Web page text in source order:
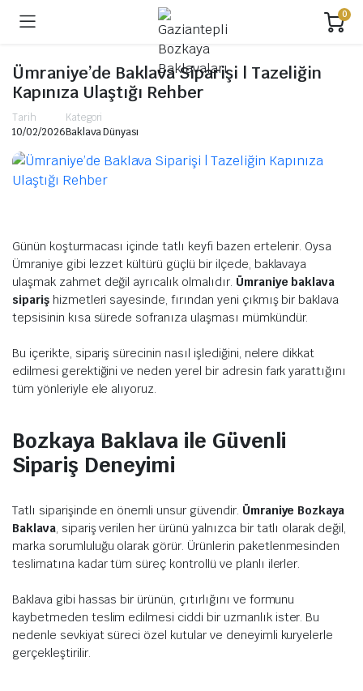
0
Ümraniye’de Baklava Siparişi | Tazeliğin
Kapınıza Ulaştığı Rehber
Tarih
10/02/2026
Kategori
Baklava Dünyası
Günün koşturmacası içinde tatlı keyfi bazen ertelenir. Oysa
Ümraniye gibi lezzet kültürü güçlü bir ilçede, baklavaya
ulaşmak zahmet değil ayrıcalık olmalıdır. Ümraniye baklava
siparişhizmetleri sayesinde, fırından yeni çıkmış bir baklava
tepsisinin kısa sürede sofranıza ulaşması mümkündür.
Bu içerikte, sipariş sürecinin nasıl işlediğini, nelere dikkat
edilmesi gerektiğini ve neden yerel bir adresin fark yarattığını
tüm yönleriyle ele alıyoruz.
Bozkaya Baklava ile Güvenli
Sipariş Deneyimi
Tatlı siparişinde en önemli unsur güvendir. Ümraniye Bozkaya
Baklava, sipariş verilen her ürünü yalnızca bir tatlı olarak değil,
marka sorumluluğu olarak görür. Ürünlerin paketlenmesinden
teslimatına kadar tüm süreç kontrollü ve planlı ilerler.
Baklava gibi hassas bir ürünün, çıtırlığını ve formunu
kaybetmeden teslim edilmesi ciddi bir uzmanlık ister. Bu
nedenle sevkiyat süreci özel kutular ve deneyimli kuryelerle
gerçekleştirilir.